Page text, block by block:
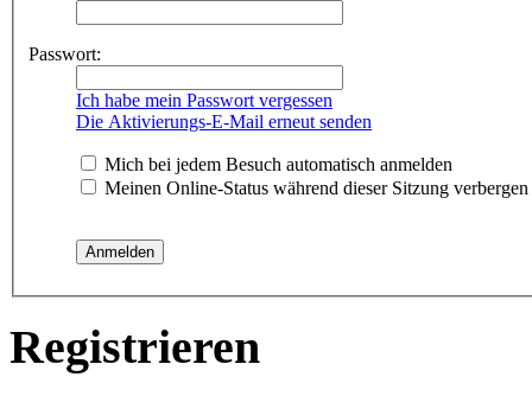
Passwort:
Ich habe mein Passwort vergessen
Die Aktivierungs-E-Mail erneut senden
Mich bei jedem Besuch automatisch anmelden
Meinen Online-Status während dieser Sitzung verbergen
Registrieren